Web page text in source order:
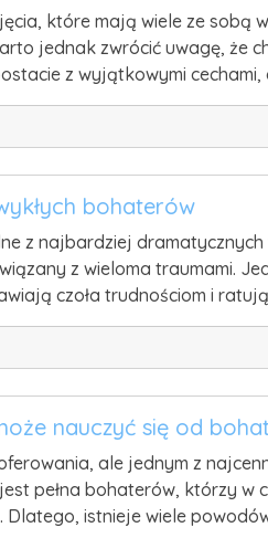
które mają wiele ze sobą
jednak zwrócić uwagę, że
z wyjątkowymi
bohaterów
z najbardziej dramatycznych
z wieloma traumami.
czoła trudnościom i
nauczyć się od
ale jednym z
pełna bohaterów, którzy
istnieje wiele